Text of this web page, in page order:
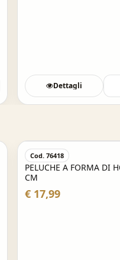
Dettagli
Cod. 76418
PELUCHE A FORMA DI
CM
€ 17,99